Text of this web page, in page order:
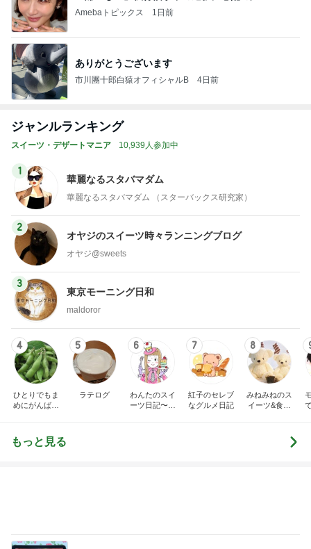
Amebaトピックス 1日前
ありがとうございます
市川團十郎白猿オフィシャルB 4日前
ジャンルランキング
スイーツ・デザートマニア 10,939人参加中
1
華麗なるスタバマダム
華麗なるスタバマダム （スターバックス研究家）
2
オヤジのスイーツ時々ランニングブログ
オヤジ@sweets
3
東京モーニング日和
maldoror
4
ひとりでもま
めにがんばる
5
ラテログ
6
わんたのスイ
ーツ日記〜小
7
紅子のセレブ
なグルメ日記
8
みねみねのス
イーツ&食パ
もっと見る